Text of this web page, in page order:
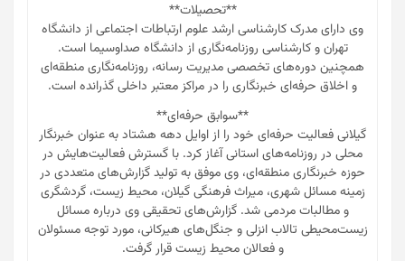
**تحصیلات**
وی دارای مدرک کارشناسی ارشد علوم ارتباطات اجتماعی از دانشگاه
تهران و کارشناسی روزنامه‌نگاری از دانشگاه صداوسیما است.
همچنین دوره‌های تخصصی مدیریت رسانه، روزنامه‌نگاری منطقه‌ای
و اخلاق حرفه‌ای خبرنگاری را در مراکز معتبر داخلی گذرانده است.
**سوابق حرفه‌ای**
گیلانی فعالیت حرفه‌ای خود را از اوایل دهه هشتاد به عنوان خبرنگار
محلی در روزنامه‌های استانی آغاز کرد. با گسترش فعالیت‌هایش در
حوزه خبرنگاری منطقه‌ای، وی موفق به تولید گزارش‌های متعددی در
زمینه مسائل شهری، میراث فرهنگی گیلان، محیط زیست، گردشگری
و مطالبات مردمی شد. گزارش‌های تحقیقی وی درباره مسائل
زیست‌محیطی تالاب انزلی و جنگل‌های هیرکانی، مورد توجه مسئولان
و فعالان محیط زیست قرار گرفت.